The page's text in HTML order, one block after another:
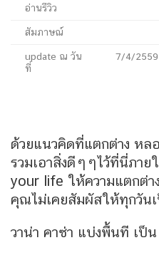
อ่านรีวิว
สัมภาษณ์
update ณ วัน
ที่
7/4/2559
ด้วยแนวคิดที่แตกต่าง หล
รวมเอาสิ่งดีๆๆไว้ที่นี่ภา
your life ให้ความแตกต่
คุณไม่เคยสัมผัสให้ทุกวัน
วาน่า คาซ่า แบ่งพื้นที เป็